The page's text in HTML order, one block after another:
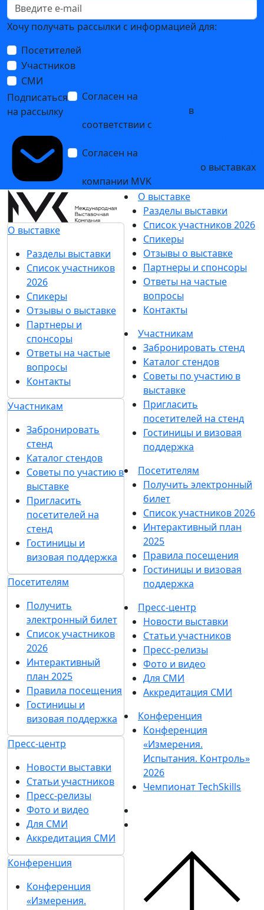
Хочу получать рассылки с информацией для:
Посетителей
Участников
СМИ
Подписаться
на рассылку
Согласен на
в
соответствии с
Согласен на
о выставках
компании MVK
О выставке
Разделы выставки
Список участников
2026
Спикеры
Отзывы о выставке
Партнеры и
спонсоры
Ответы на частые
вопросы
Контакты
Участникам
Забронировать
стенд
Каталог стендов
Советы по участию в
выставке
Пригласить
посетителей на
стенд
Гостиницы и
визовая поддержка
Посетителям
Получить
электронный билет
Список участников
2026
Интерактивный
план 2025
Правила посещения
Гостиницы и
визовая поддержка
Пресс-центр
Новости выставки
Статьи участников
Пресс-релизы
Фото и видео
Для СМИ
Аккредитация СМИ
Конференция
Конференция
«Измерения.
О выставке
Разделы выставки
Список участников 2026
Спикеры
Отзывы о выставке
Партнеры и спонсоры
Ответы на частые
вопросы
Контакты
Участникам
Забронировать стенд
Каталог стендов
Советы по участию в
выставке
Пригласить
посетителей на стенд
Гостиницы и визовая
поддержка
Посетителям
Получить электронный
билет
Список участников 2026
Интерактивный план
2025
Правила посещения
Гостиницы и визовая
поддержка
Пресс-центр
Новости выставки
Статьи участников
Пресс-релизы
Фото и видео
Для СМИ
Аккредитация СМИ
Конференция
Конференция
«Измерения.
Испытания. Контроль»
2026
Чемпионат TechSkills